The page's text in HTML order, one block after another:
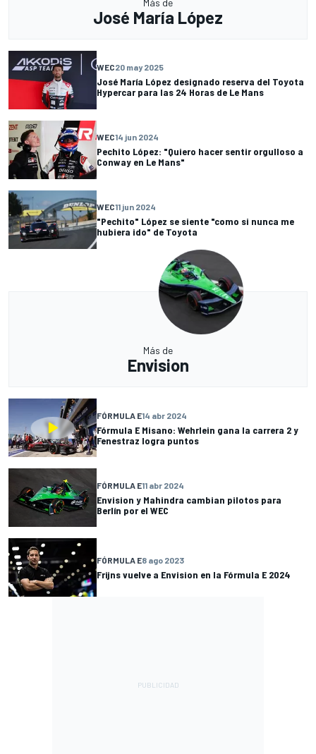
José María López
WEC20 may 2025
José María López designado reserva del Toyota
Hypercar para las 24 Horas de Le Mans
WEC14 jun 2024
Pechito López: "Quiero hacer sentir orgulloso a
Conway en Le Mans"
WEC11 jun 2024
"Pechito" López se siente "como si nunca me
hubiera ido" de Toyota
Más de
Envision
FÓRMULA E14 abr 2024
Fórmula E Misano: Wehrlein gana la carrera 2 y
Fenestraz logra puntos
FÓRMULA E11 abr 2024
Envision y Mahindra cambian pilotos para
Berlín por el WEC
FÓRMULA E8 ago 2023
Frijns vuelve a Envision en la Fórmula E 2024